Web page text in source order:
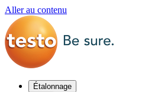
Aller au contenu
Étalonnage